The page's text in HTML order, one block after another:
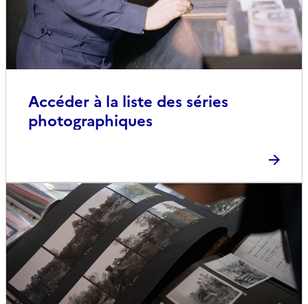
Accéder à la liste des séries
photographiques